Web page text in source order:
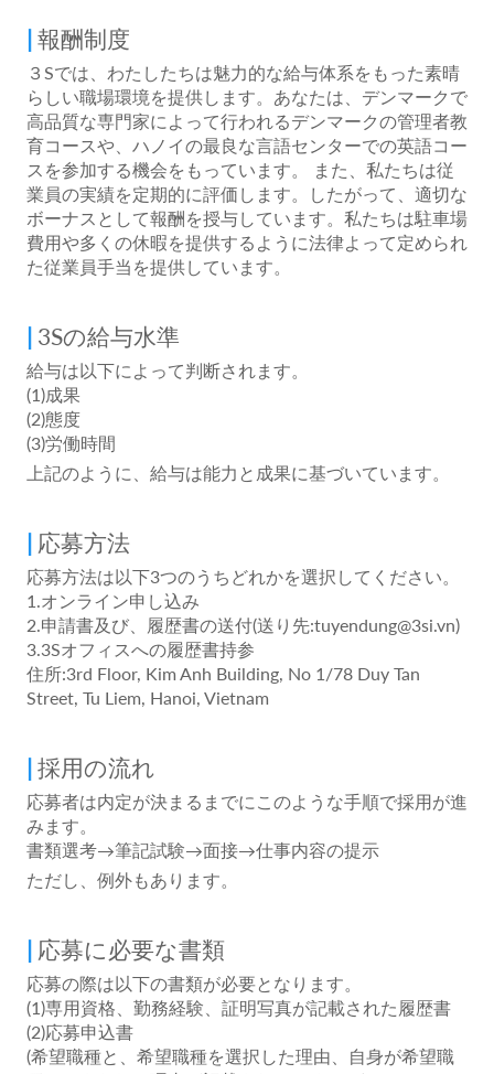
報酬制度
３Sでは、わたしたちは魅力的な給与体系をもった素晴
らしい職場環境を提供します。あなたは、デンマークで
高品質な専門家によって行われるデンマークの管理者教
育コースや、ハノイの最良な言語センターでの英語コー
スを参加する機会をもっています。 また、私たちは従
業員の実績を定期的に評価します。したがって、適切な
ボーナスとして報酬を授与しています。私たちは駐車場
費用や多くの休暇を提供するように法律よって定められ
た従業員手当を提供しています。
3Sの給与水準
給与は以下によって判断されます。
(1)成果
(2)態度
(3)労働時間
上記のように、給与は能力と成果に基づいています。
応募方法
応募方法は以下3つのうちどれかを選択してください。
1.オンライン申し込み
2.申請書及び、履歴書の送付(送り先:tuyendung@3si.vn)
3.3Sオフィスへの履歴書持参
住所:3rd Floor, Kim Anh Building, No 1/78 Duy Tan
Street, Tu Liem, Hanoi, Vietnam
採用の流れ
応募者は内定が決まるまでにこのような手順で採用が進
みます。
書類選考→筆記試験→面接→仕事内容の提示
ただし、例外もあります。
応募に必要な書類
応募の際は以下の書類が必要となります。
(1)専用資格、勤務経験、証明写真が記載された履歴書
(2)応募申込書
(希望職種と、希望職種を選択した理由、自身が希望職